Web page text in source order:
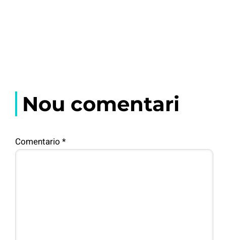
Nou comentari
Comentario *